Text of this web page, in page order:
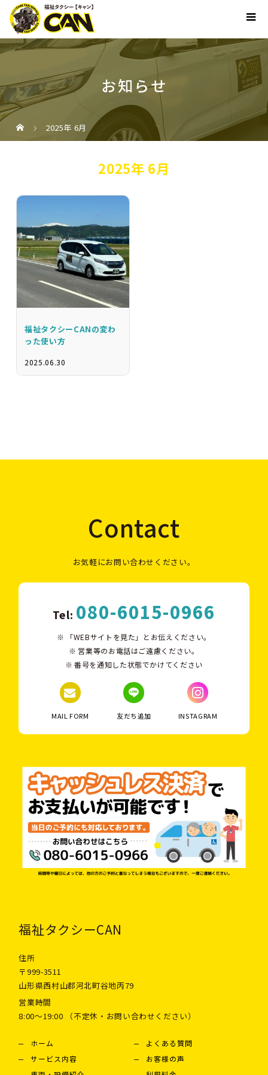
お知らせ
2025年 6月
2025年 6月
福祉タクシーCANの変わ
った使い方
2025.06.30
Contact
お気軽にお問い合わせください。
Tel: 080-6015-0966
「WEBサイトを見た」とお伝えください。
営業等のお電話はご遠慮ください。
番号を通知した状態でかけてください
MAIL FORM 友だち追加 INSTAGRAM
福祉タクシーCAN
住所
〒999-3511
山形県西村山郡河北町谷地丙79
営業時間
8:00〜19:00 （不定休・お問い合わせください）
ホーム
サービス内容
よくある質問
お客様の声